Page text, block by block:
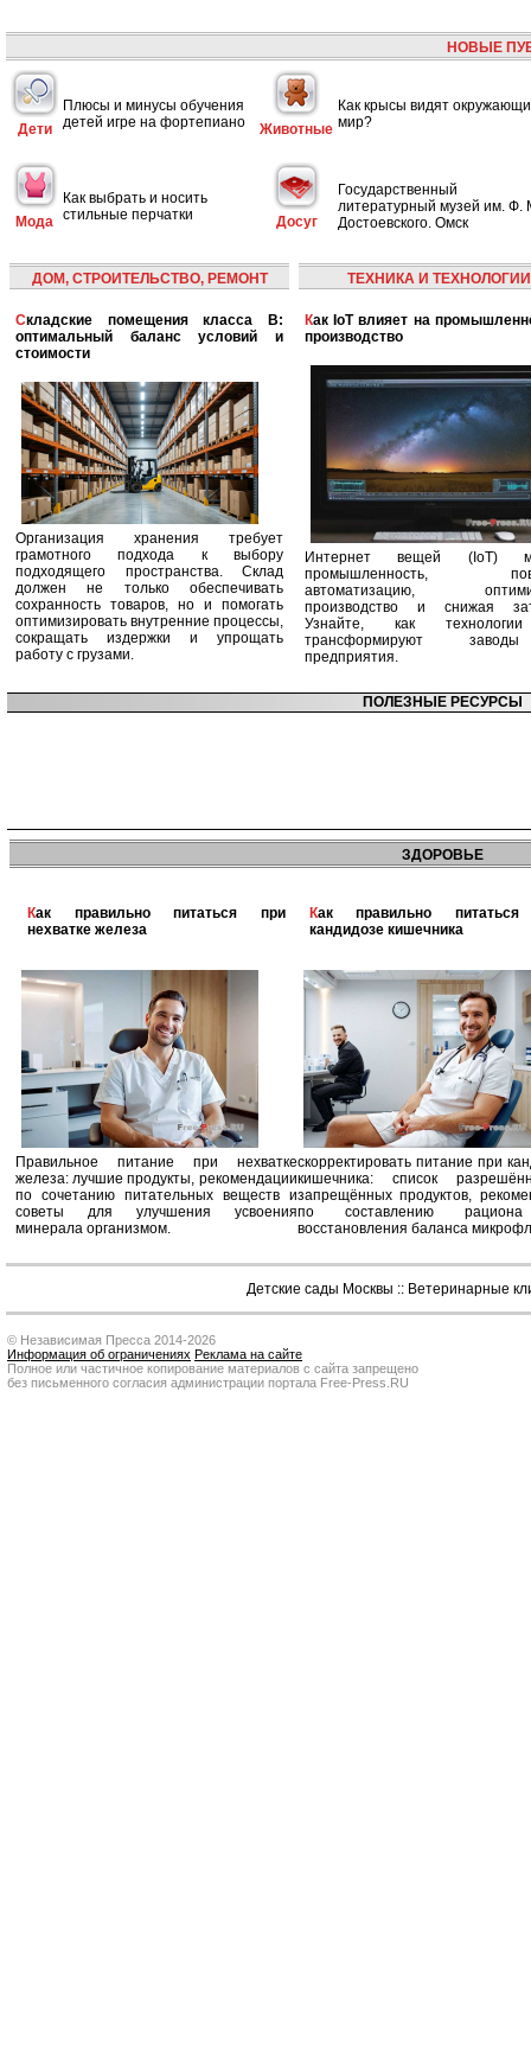
НОВЫЕ
Дети
Плюсы и минусы обучения
детей игре на фортепиано
Животные
Как крысы видят
мир?
Мода
Как выбрать и носить
стильные перчатки
Досуг
Государственный
литературный музей им. Ф.
Достоевского. Омск
ДОМ, СТРОИТЕЛЬСТВО, РЕМОНТ
Складские помещения класса B:
оптимальный баланс условий и
стоимости
Организация хранения требует
грамотного подхода к выбору
подходящего пространства. Склад
должен не только обеспечивать
сохранность товаров, но и помогать
оптимизировать внутренние процессы,
сокращать издержки и упрощать
работу с грузами.
ТЕХНИКА И ТЕХНОЛОГИИ
Как IoT влияет на промышленность и
производство
Интернет вещей (IoT)
промышленность,
автоматизацию,
производство и снижая
Узнайте, как
трансформируют
предприятия.
ПОЛЕЗНЫЕ РЕСУРСЫ
ЗДОРОВЬЕ
Как правильно питаться при
нехватке железа
Правильное питание при нехватке
железа: лучшие продукты, рекомендации
по сочетанию питательных веществ и
советы для улучшения усвоения
минерала организмом.
Как правильно питаться при
кандидозе кишечника
скорректировать питание при
кишечника: список
запрещённых продуктов,
по составлению
восстановления баланса
Детские сады Москвы :: Ветеринарные
© Независимая Пресса 2014-2026
Информация об ограничениях Реклама на сайте
Полное или частичное копирование материалов с сайта запрещено
без письменного согласия администрации портала Free-Press.RU